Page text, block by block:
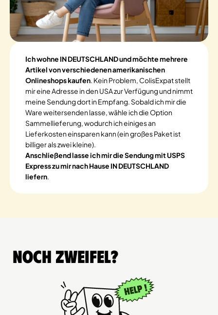
Ich wohne IN DEUTSCHLAND und möchte mehrere
Artikel von verschiedenen amerikanischen
Onlineshops kaufen. Kein Problem, ColisExpat stellt
mir eine Adresse in den USA zur Verfügung und nimmt
meine Sendung dort in Empfang. Sobald ich mir die
Ware weitersenden lasse, wähle ich die Option
Sammellieferung, wodurch ich einiges an
Lieferkosten einsparen kann (ein großes Paket ist
billiger als zwei kleine).
Anschließend lasse ich mir die Sendung mit USPS
Express zu mir nach Hause IN DEUTSCHLAND
liefern.
Noch Zweifel?